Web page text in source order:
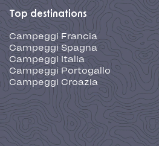
Top destinations
Campeggi Francia
Campeggi Spagna
Campeggi Italia
Campeggi Portogallo
Campeggi Croazia